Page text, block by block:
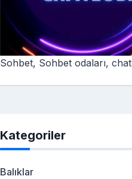
Sohbet, Sohbet odaları, chat
Kategoriler
Balıklar